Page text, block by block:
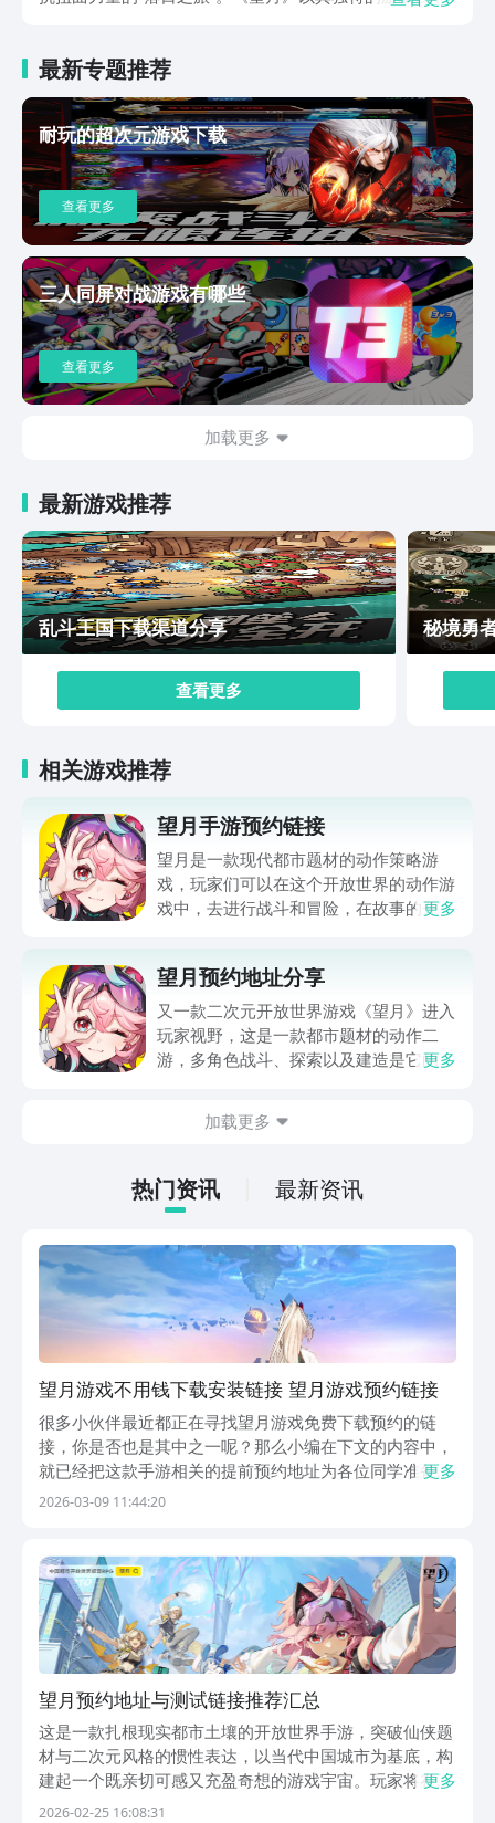
藏的秘密。而“佩从系统”更是游戏的一大亮点，玩家可以
捕捉并培养各式各样的佩从作为战斗伙伴，这些佩从不仅
拥有独特的外观和技能，还能与玩家进行深度互动，共同
应对各种挑战。在战斗方面，《望月》采用了创新的连携
战斗系统，玩家需要灵活运用策略，与佩从密切配合，才
能发挥出最大的战斗力。游戏中的战斗场景紧张刺激，每
一次攻击和防御都考验着玩家的反应速度和操作技巧。从
画面表现来看，《望月》采用了超高清的画质，为玩家呈
现了一个细腻、逼真的游戏世界。无论是繁华的都市景象
还是荒凉的废墟场景，都让人仿佛置身于一个真实的幻想
世界中。同时，游戏音效也经过精心设计，为玩家带来了
更加沉浸式的游戏体验。以上就是望月预约的全部内容
了。综上所述，《望月》是一款集现代国风、开放世界、
动作冒险、休闲探索于一体的综合性游戏。它不仅拥有独
特的游戏设定和丰富的玩法内容，还在画面和音效方面表
现出色。随着游戏的不断发展和更新，相信它将为玩家带
最新专题推荐
耐玩的超次元游戏下载
查看更多
三人同屏对战游戏有哪些
查看更多
加载更多
最新游戏推荐
乱斗王国下载渠道分享
查看更多
秘境勇
相关游戏推荐
望月手游预约链接
望月是一款现代都市题材的动作策略游
戏，玩家们可以在这个开放世界的动作游
戏中，去进行战斗和冒险，在故事的开
预约链接”是现在大家最为好奇的，现在
就跟着小编一起来详细的了解一下吧！
更多
望月预约地址分享
又一款二次元开放世界游戏《望月》进入
玩家视野，这是一款都市题材的动作二
游，多角色战斗、探索以及建造是它的玩
约呢？这里就给大家分享最新望月预约地
更多
加载更多
热门资讯 最新资讯
望月游戏不用钱下载安装链接 望月游戏预约链接
很多小伙伴最近都正在寻找望月游戏免费下载预约的链
接，你是否也是其中之一呢？那么小编在下文的内容中，
就已经把这款手游相关的提前预约地址为各位同学准备好
了，而它的具体开服日期，也是不少同学在最近相当关注
月...
更多
2026-03-09 11:44:20
望月预约地址与测试链接推荐汇总
这是一款扎根现实都市土壤的开放世界手游，突破仙侠题
材与二次元风格的惯性表达，以当代中国城市为基底，构
建起一个既亲切可感又充盈奇想的游戏宇宙。玩家将在其
中开启一段专属的东方奇幻叙事，若对本作感兴趣，欢迎
更多
2026-02-25 16:08:31